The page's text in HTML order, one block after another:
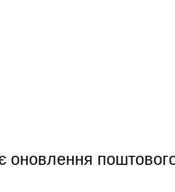
оновлення